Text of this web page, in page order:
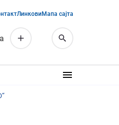
ЛинковиМапа сајта